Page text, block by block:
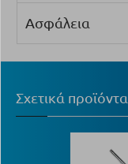
Ασφάλεια
Σχετικά προϊόντα